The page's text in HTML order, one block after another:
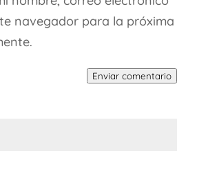
navegador para la próxima
Enviar comentario